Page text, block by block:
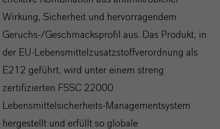
Wirkung, Sicherheit und hervorragendem
Geruchs-/Geschmacksprofil aus. Das Produkt, in
der EU-Lebensmittelzusatzstoffverordnung als
E212 geführt, wird unter einem streng
zertifizierten FSSC 22000
Lebensmittelsicherheits-Managementsystem
hergestellt und erfüllt so globale